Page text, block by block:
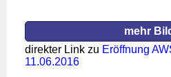
mehr
direkter Link zu Eröffnung
11.06.2016